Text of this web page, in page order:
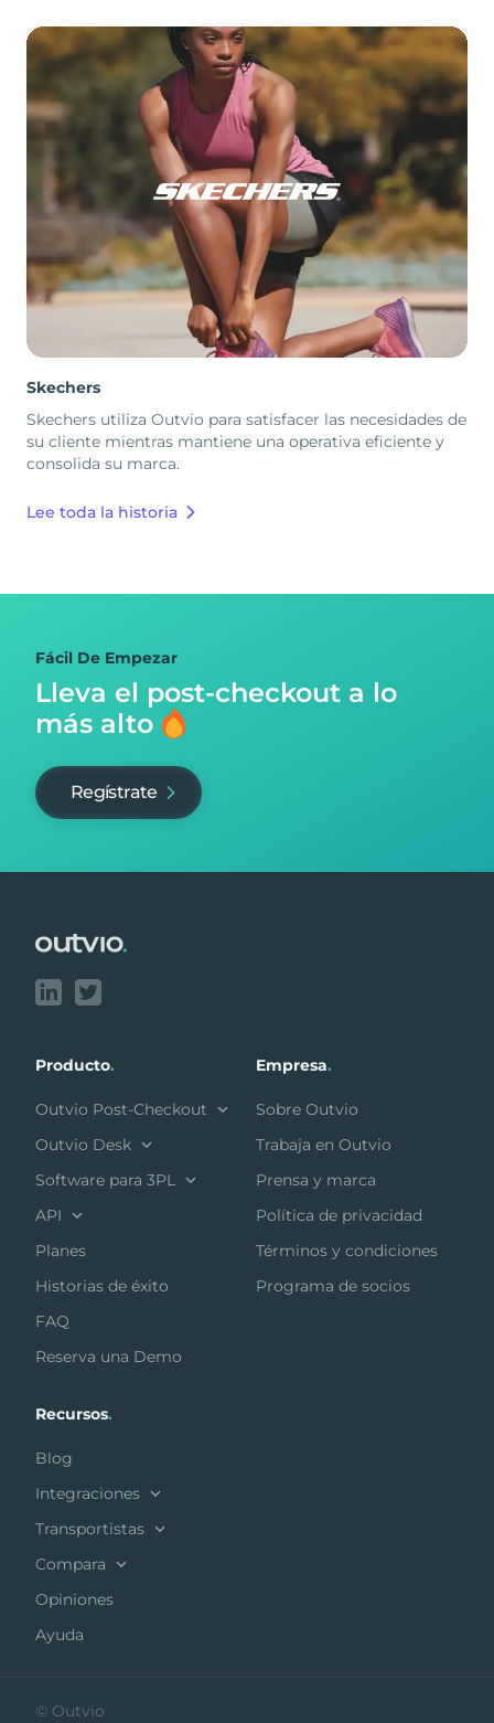
Skechers
Skechers utiliza Outvio para satisfacer las necesidades de
su cliente mientras mantiene una operativa eficiente y
consolida su marca.
Lee toda la historia
Fácil De Empezar
Lleva el post-checkout a lo
más alto
Regístrate
Producto.
Outvio Post-Checkout
Outvio Desk
Software para 3PL
API
Planes
Historias de éxito
FAQ
Reserva una Demo
Empresa.
Sobre Outvio
Trabaja en Outvio
Prensa y marca
Política de privacidad
Términos y condiciones
Programa de socios
Recursos.
Blog
Integraciones
Transportistas
Compara
Opiniones
Ayuda
© Outvio